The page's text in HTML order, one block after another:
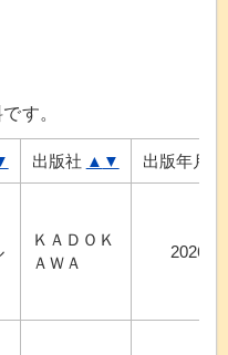
す。
出版社 ▲ ▼ 出版年月
ＫＡＤＯＫ
ＡＷＡ
2026.6